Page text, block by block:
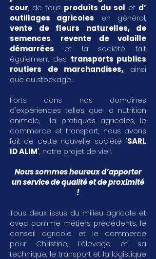
cour, de tous produits du sol et d’
outillages agricoles en général,
vente de fleurs naturelles, de
semences, revente de volaille
démarrées et la société fait
également des transports publics
routiers de marchandises, ainsi
que du stockage...
Forts dans nos domaines
d'expériences telles que la nutrition
animale, la pratiques agricoles, le
commerce et transport, nous avons
fait de cette nouvelle société "SARL
ID ALIM", notre projet de vie !
Nous sommes heureux d’apporter
un service de qualité et de proximité
!
Tous deux issus du milieu agricole et
avec comme métiers précédents, le
conseil agricole et le commerce
pour Christine, l’élevage et sa
technique, le transport et la logistique